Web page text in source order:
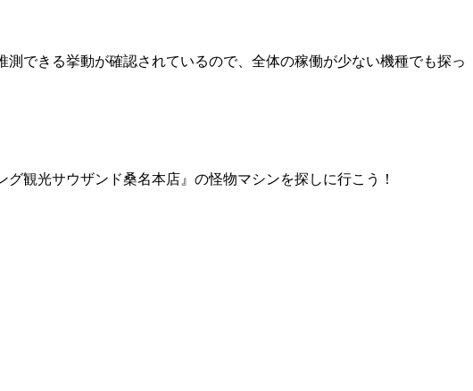
できる挙動が確認されているので、全体の稼働が少ない機種でも探っ
観光サウザンド桑名本店』の怪物マシンを探しに行こう！